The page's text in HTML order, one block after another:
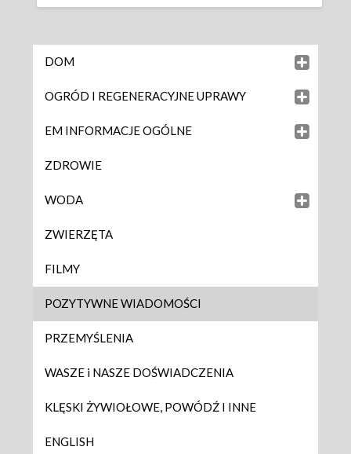
DOM
OGRÓD I REGENERACYJNE UPRAWY
EM INFORMACJE OGÓLNE
ZDROWIE
WODA
ZWIERZĘTA
FILMY
POZYTYWNE WIADOMOŚCI
PRZEMYŚLENIA
WASZE i NASZE DOŚWIADCZENIA
KLĘSKI ŻYWIOŁOWE, POWÓDŹ I INNE
ENGLISH